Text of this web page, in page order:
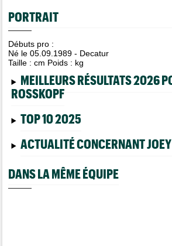
PORTRAIT
Débuts pro :
Né le 05.09.1989 - Decatur
Taille :cm Poids : kg
MEILLEURS RÉSULTATS 2026
ROSSKOPF
TOP 10 2025
ACTUALITÉ CONCERNANT
DANS LA MÊME ÉQUIPE